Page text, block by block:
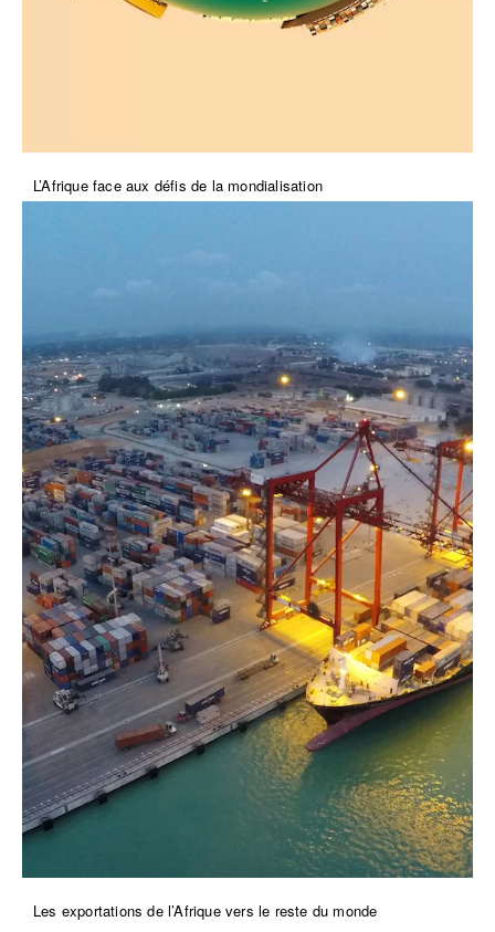
L’Afrique face aux défis de la mondialisation
Les exportations de l’Afrique vers le reste du monde